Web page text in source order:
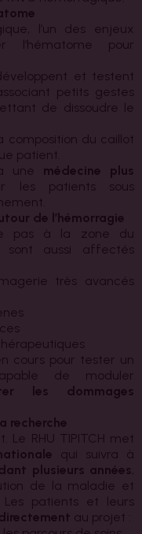
l’un des enjeux
l’hématome pour
et testent
petits gestes
de dissoudre le
composition du caillot
patient.
une médecine plus
les patients sous
de l’hémorragie
pas à la zone du
sont aussi affectés
très avancés
cours pour tester un
de moduler
les dommages
recherche
Le RHU TIPITCH met
qui suivra à
plusieurs années
de la maladie et
patients et leurs
au projet :